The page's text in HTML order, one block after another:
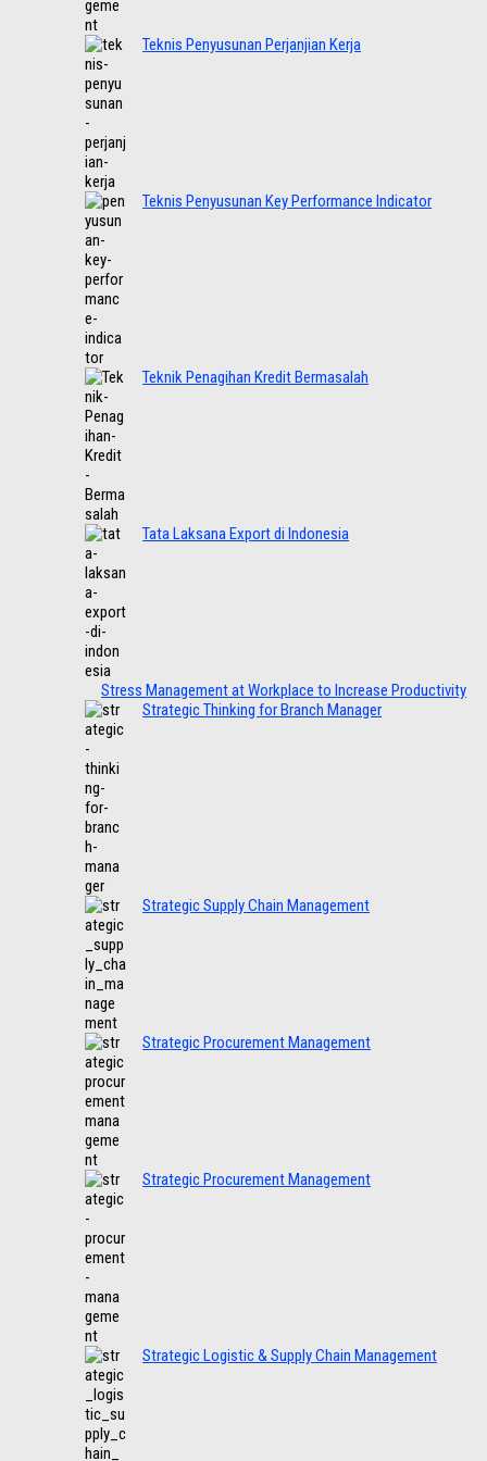
Teknis Penyusunan Perjanjian Kerja
Teknis Penyusunan Key Performance Indicator
Teknik Penagihan Kredit Bermasalah
Tata Laksana Export di Indonesia
Stress Management at Workplace to Increase Productivity
Strategic Thinking for Branch Manager
Strategic Supply Chain Management
Strategic Procurement Management
Strategic Procurement Management
Strategic Logistic & Supply Chain Management